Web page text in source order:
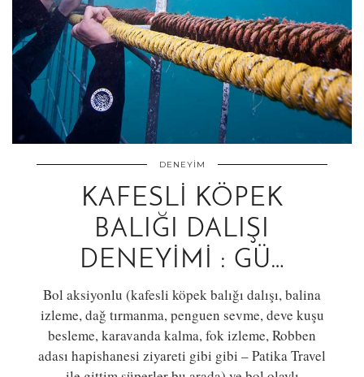
DENEYIM
KAFESLI KÖPEK
BALIĞI DALIŞI
DENEYIMI : GÜ…
Bol aksiyonlu (kafesli köpek balığı dalışı, balina
izleme, dağ tırmanma, penguen sevme, deve kuşu
besleme, karavanda kalma, fok izleme, Robben
adası hapishanesi ziyareti gibi gibi – Patika Travel